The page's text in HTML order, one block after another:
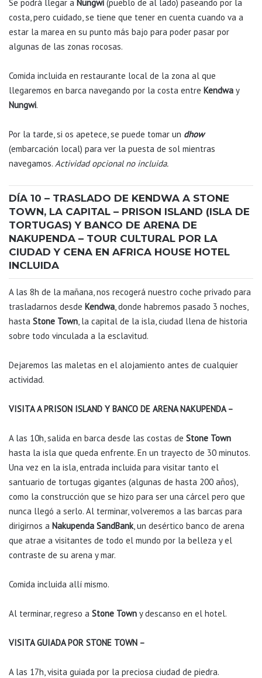
Se podrá llegar a Nungwi (pueblo de al lado) paseando por la
costa, pero cuidado, se tiene que tener en cuenta cuando va a
estar la marea en su punto más bajo para poder pasar por
algunas de las zonas rocosas.
Comida incluida en restaurante local de la zona al que
llegaremos en barca navegando por la costa entre Kendwa y
Nungwi.
Por la tarde, si os apetece, se puede tomar un dhow
(embarcación local) para ver la puesta de sol mientras
navegamos. Actividad opcional no incluida.
DÍA 10 – TRASLADO DE KENDWA A STONE
TOWN, LA CAPITAL – PRISON ISLAND (ISLA DE
TORTUGAS) Y BANCO DE ARENA DE
NAKUPENDA – TOUR CULTURAL POR LA
CIUDAD Y CENA EN AFRICA HOUSE HOTEL
INCLUIDA
A las 8h de la mañana, nos recogerá nuestro coche privado para
trasladarnos desde Kendwa , donde habremos pasado 3 noches,
hasta Stone Town , la capital de la isla, ciudad llena de historia
sobre todo vinculada a la esclavitud.
Dejaremos las maletas en el alojamiento antes de cualquier
actividad.
VISITA A PRISON ISLAND Y BANCO DE ARENA NAKUPENDA –
A las 10h, salida en barca desde las costas de Stone Town
hasta la isla que queda enfrente. En un trayecto de 30 minutos.
Una vez en la isla, entrada incluida para visitar tanto el
santuario de tortugas gigantes (algunas de hasta 200 años),
como la construcción que se hizo para ser una cárcel pero que
nunca llegó a serlo. Al terminar, volveremos a las barcas para
dirigirnos a Nakupenda SandBank , un desértico banco de arena
que atrae a visitantes de todo el mundo por la belleza y el
contraste de su arena y mar.
Comida incluida allí mismo.
Al terminar, regreso a Stone Town y descanso en el hotel.
VISITA GUIADA POR STONE TOWN –
A las 17h, visita guiada por la preciosa ciudad de piedra.